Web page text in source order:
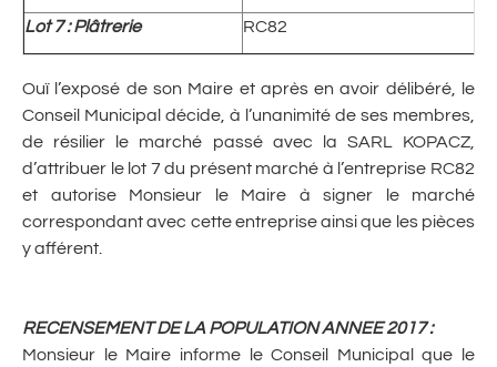
Lot 7 : Plâtrerie RC82
Ouï l’exposé de son Maire et après en avoir délibéré, le
Conseil Municipal décide, à l’unanimité de ses membres,
de résilier le marché passé avec la SARL KOPACZ,
d’attribuer le lot 7 du présent marché à l’entreprise RC82
et autorise Monsieur le Maire à signer le marché
correspondant avec cette entreprise ainsi que les pièces
y afférent.
RECENSEMENT DE LA POPULATION ANNEE 2017 :
Monsieur le Maire informe le Conseil Municipal que le